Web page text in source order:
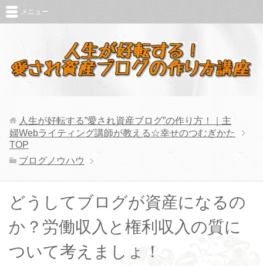
メニュー
人生が好転する”愛され資産ブログ”の作り方！｜主
婦Webライティング講師が教える☆幸せのつむぎかた
TOP
ブログノウハウ
どうしてブログが資産になるの
か？労働収入と権利収入の質に
ついて考えましょ！